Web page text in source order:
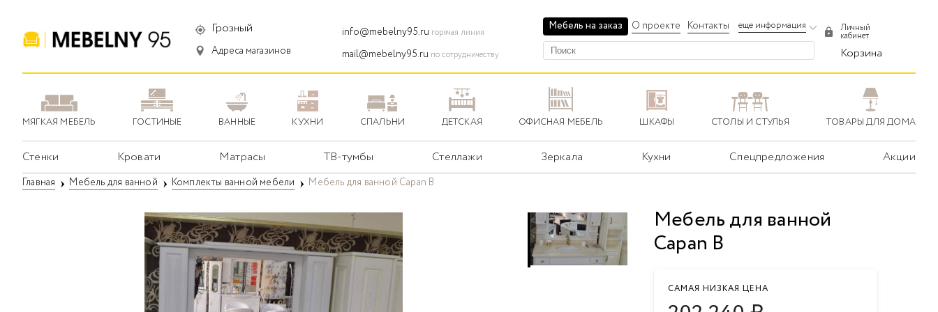
Грозный
Адреса магазинов
info@mebelny95.ru горячая линия
mail@mebelny95.ru по сотрудничеству
Мебель на заказ О проекте Контакты еще информация Личный
кабинет
Корзина
МЯГКАЯ МЕБЕЛЬ ГОСТИНЫЕ ВАННЫЕ КУХНИ СПАЛЬНИ ДЕТСКАЯ ОФИСНАЯ МЕБЕЛЬ ШКАФЫ СТОЛЫ И СТУЛЬЯ ТОВАРЫ ДЛЯ ДОМА
Стенки Кровати Матрасы ТВ-тумбы Стеллажи Зеркала Кухни Спецпредложения Акции
Главная Мебель для ванной Комплекты ванной мебели Мебель для ванной Capan B
Мебель для ванной
Capan B
САМАЯ НИЗКАЯ ЦЕНА